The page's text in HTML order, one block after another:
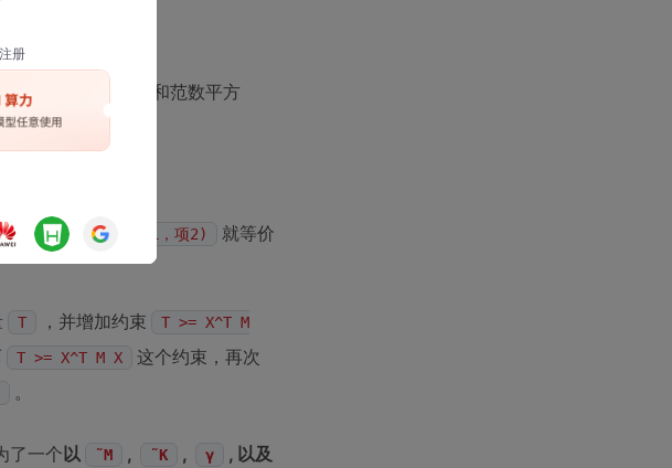
算
和范数平方
，最小化 max(项1，项2)
就等价
T ，并增加约束
T >= X^T M
T >= X^T M X
这个约束，再次
。
了一个 以 ˜M , ˜K , γ
, 以及